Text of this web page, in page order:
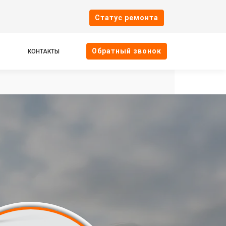
Cтатус ремонта
КОНТАКТЫ Oбратный звонок